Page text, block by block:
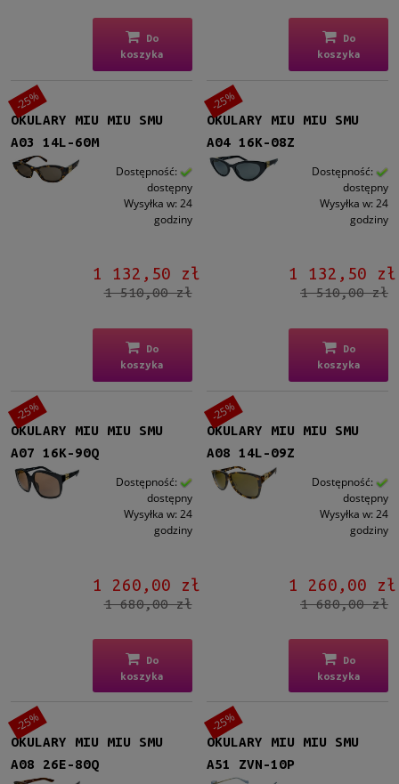
Do
koszyka
Do
koszyka
OKULARY MIU MIU SMU
A03 14L-60M
Dostępność:
dostępny
Wysyłka w: 24
godziny
1 132,50 zł
1 510,00 zł
Do
koszyka
-25%
OKULARY MIU MIU SMU
A04 16K-08Z
Dostępność:
dostępny
Wysyłka w: 24
godziny
1 132,50 zł
1 510,00 zł
Do
koszyka
-25%
OKULARY MIU MIU SMU
A07 16K-90Q
Dostępność:
dostępny
Wysyłka w: 24
godziny
1 260,00 zł
1 680,00 zł
Do
koszyka
-25%
OKULARY MIU MIU SMU
A08 14L-09Z
Dostępność:
dostępny
Wysyłka w: 24
godziny
1 260,00 zł
1 680,00 zł
Do
koszyka
-25%
OKULARY MIU MIU SMU
A08 26E-80Q
-25%
OKULARY MIU MIU SMU
A51 ZVN-10P
-25%